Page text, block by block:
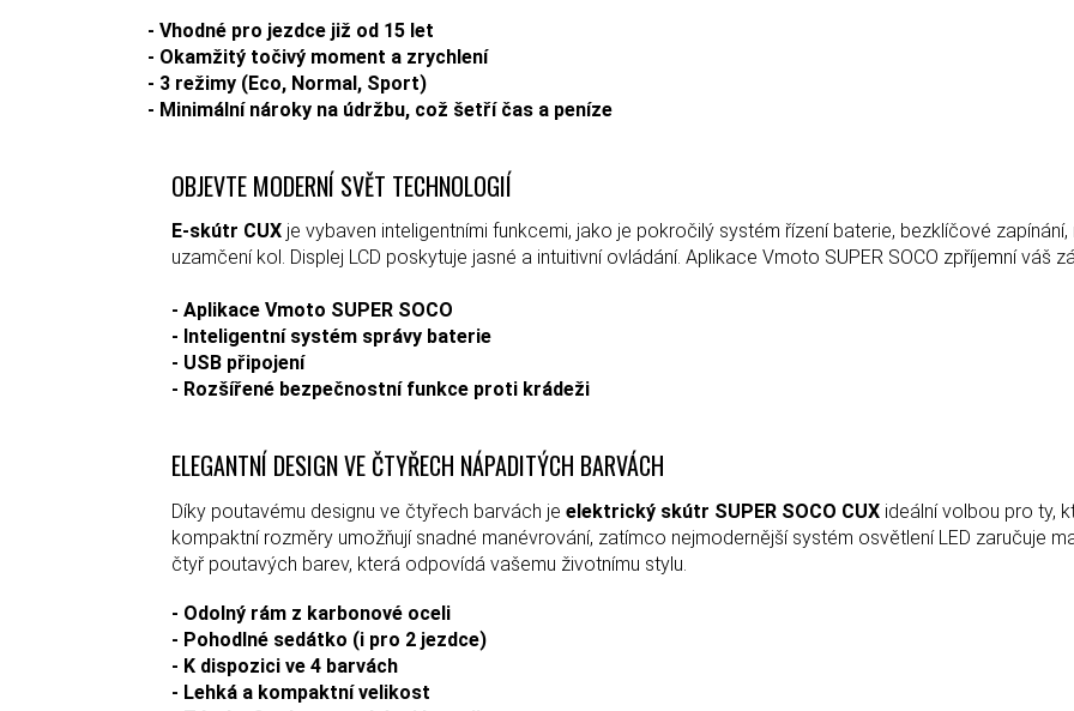
- Vhodné pro jezdce již od 15 let
- Okamžitý točivý moment a zrychlení
- 3 režimy (Eco, Normal, Sport)
- Minimální nároky na údržbu, což šetří čas a peníze
OBJEVTE MODERNÍ SVĚT TECHNOLOGIÍ
E-skútr CUX je vybaven inteligentními funkcemi, jako je pokročilý systém řízení baterie, bezklíčové
uzamčení kol. Displej LCD poskytuje jasné a intuitivní ovládání. Aplikace Vmoto SUPER SOCO zpříjemní váš
- Aplikace Vmoto SUPER SOCO
- Inteligentní systém správy baterie
- USB připojení
- Rozšířené bezpečnostní funkce proti krádeži
ELEGANTNÍ DESIGN VE ČTYŘECH NÁPADITÝCH BARVÁCH
Díky poutavému designu ve čtyřech barvách je elektrický skútr SUPER SOCO CUX ideální volbou pro ty,
kompaktní rozměry umožňují snadné manévrování, zatímco nejmodernější systém osvětlení LED zaručuje
čtyř poutavých barev, která odpovídá vašemu životnímu stylu.
- Odolný rám z karbonové oceli
- Pohodlné sedátko (i pro 2 jezdce)
- K dispozici ve 4 barvách
- Lehká a kompaktní velikost